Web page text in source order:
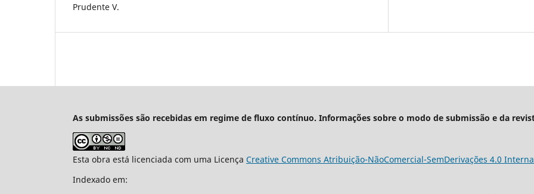
Prudente V.
As submissões são recebidas em regime de fluxo contínuo. Informações sobre o modo de submissão e da
Esta obra está licenciada com uma Licença Creative Commons Atribuição-NãoComercial-SemDerivações 4.0
Indexado em: